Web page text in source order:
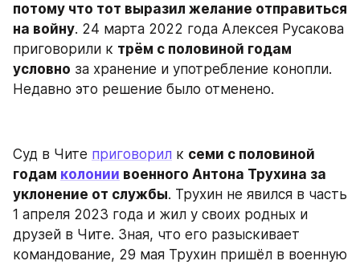
потому что тот выразил желание отправиться
на войну. 24 марта 2022 года Алексея Русакова
приговорили к трём с половиной годам
условно за хранение и употребление конопли.
Недавно это решение было отменено.
Суд в Чите приговорил к семи с половиной
годам колонии военного Антона Трухина за
уклонение от службы. Трухин не явился в часть
1 апреля 2023 года и жил у своих родных и
друзей в Чите. Зная, что его разыскивает
командование, 29 мая Трухин пришёл в военную